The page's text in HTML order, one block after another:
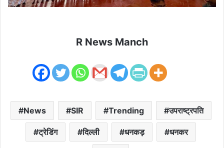
R News Manch
News SIR Trending उपराष्ट्रपति
ट्रेडिंग दिल्ली धनकड़ धनकर